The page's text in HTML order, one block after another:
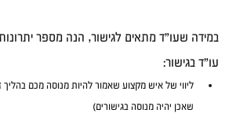
במידה שעו"ד מתאים לגישור, הנה מספר
עו"ד בגישור:
ליווי של איש מקצוע שאמור להיות מנוסה מכם בהליך
שאכן יהיה מנוסה בגישורים)